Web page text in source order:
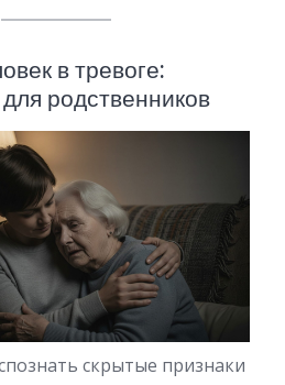
в тревоге:
родственников
скрытые признаки